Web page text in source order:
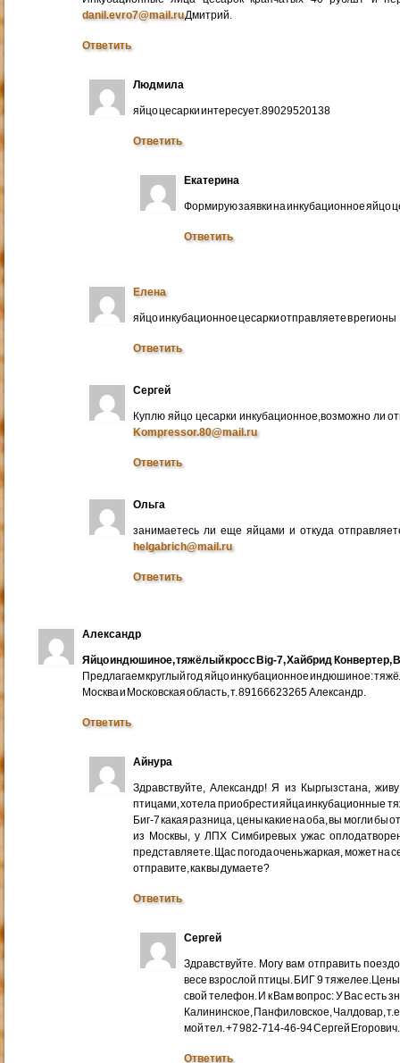
danil.evro7@mail.ruДмитрий.
Ответить
Людмила
яйцо цесарки интересует.89029520138
Ответить
Екатерина
Формирую заявки на инкубационное яйцо
Ответить
Елена
яйцо инкубационное цесарки отправляете в регионы
Ответить
Сергей
Куплю яйцо цесарки инкубационное,возможно ли
Kompressor.80@mail.ru
Ответить
Ольга
занимаетесь ли еще яйцами и откуда
helgabrich@mail.ru
Ответить
Александр
Яйцо индюшиное, тяжёлый кросс Big-7, Хайбрид Конвертер,
Предлагаем круглый год яйцо инкубационное индюшиное:
Москва и Московская область, т. 89166623265 Александр.
Ответить
Айнура
Здравствуйте, Александр! Я из Кыргызстана,
птицами, хотела приобрести яйца инкубационные
Биг-7 какая разница, цены какие на оба, вы могли бы
из Москвы, у ЛПХ Симбиревых ужас
представляете. Щас погода очень жаркая, может на
отправите, как вы думаете?
Ответить
Сергей
Здравствуйте. Могу вам отправить
весе взрослой птицы. БИГ 9
свой телефон. И к Вам вопрос: У Вас есть
Калининское, Панфиловское, Чалдовар,
мой тел. +7 982-714-46-94 Сергей Егорович.
Ответить